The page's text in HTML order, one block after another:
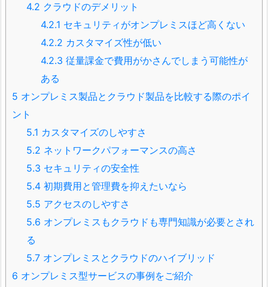
4.2 クラウドのデメリット
4.2.1 セキュリティがオンプレミスほど高くない
4.2.2 カスタマイズ性が低い
4.2.3 従量課金で費用がかさんでしまう可能性が
ある
5 オンプレミス製品とクラウド製品を比較する際のポイ
ント
5.1 カスタマイズのしやすさ
5.2 ネットワークパフォーマンスの高さ
5.3 セキュリティの安全性
5.4 初期費用と管理費を抑えたいなら
5.5 アクセスのしやすさ
5.6 オンプレミスもクラウドも専門知識が必要とされ
る
5.7 オンプレミスとクラウドのハイブリッド
6 オンプレミス型サービスの事例をご紹介